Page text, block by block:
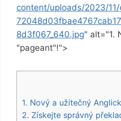
content/uploads/2023/
8d3f067_640.jpg" alt="1.
"pageant"!">
1. Nový a užitečný
2. Získejte správný